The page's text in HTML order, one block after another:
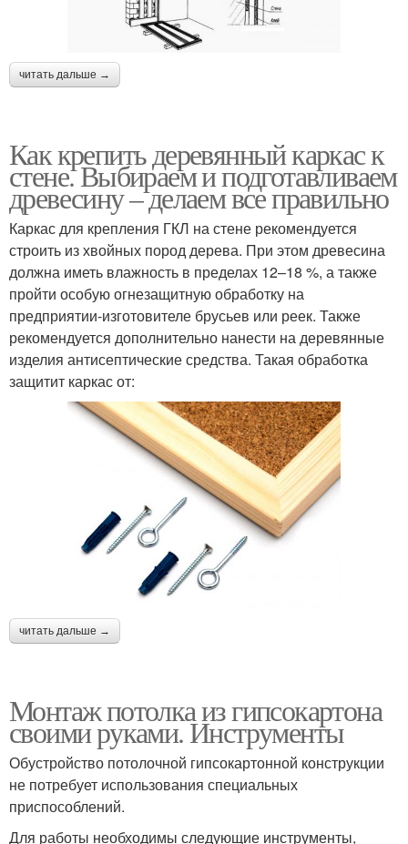
читать дальше →
Как крепить деревянный каркас к
стене. Выбираем и подготавливаем
древесину – делаем все правильно
Каркас для крепления ГКЛ на стене рекомендуется
строить из хвойных пород дерева. При этом древесина
должна иметь влажность в пределах 12–18 %, а также
пройти особую огнезащитную обработку на
предприятии-изготовителе брусьев или реек. Также
рекомендуется дополнительно нанести на деревянные
изделия антисептические средства. Такая обработка
защитит каркас от:
читать дальше →
Монтаж потолка из гипсокартона
своими руками. Инструменты
Обустройство потолочной гипсокартонной конструкции
не потребует использования специальных
приспособлений.
Для работы необходимы следующие инструменты,